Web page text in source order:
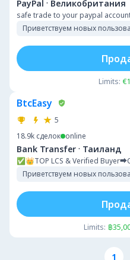
PayPal · Великобритания
safe trade to your paypal
Приветствуем новых
Limits:
BtcEasy
5
18.9k сделок online
Bank Transfer · Таиланд
✅👑TOP LCS & Verified
Приветствуем новых
Limits: ฿
1